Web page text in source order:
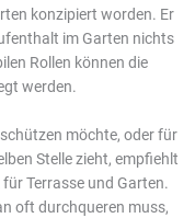
konzipiert worden. Er
im Garten nichts
Rollen können die
werden.
möchte, oder für
Stelle zieht, empfiehlt
Terrasse und Garten.
oft durchqueren muss,